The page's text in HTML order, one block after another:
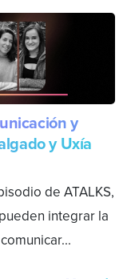
y
y Uxía
de ATALKS,
integrar la